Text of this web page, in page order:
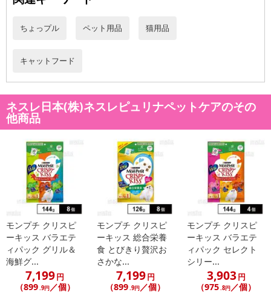
記載されている内容を必ずご確認いただき、お届けする商品セット
にご納得いただきましたうえでお申し込みください。
※パッケージ変更や商品リニューアル(成分など含む)等により、参考
の掲載画像や画像内のバーコードなど、お届け商品と多少異なる場
合がございます。
また、[新たな加工食品の原料原産地表示制度]の経過措置期間の終
了により、商品詳細内に記載の原産国・原材料の表記が旧表記の場
合がございます。
あらかじめご了承いただいた上でお申込みください。なお、本理由
によるお申込み後のキャンセル・返品交換は対応いたしかねます。
【お支払いについて】
※送料はお試し費用に含まれております。
※d払い、PayPay、au PAY、au PAY(auかんたん決済)、ソフトバン
クまとめて支払い、楽天ペイ、メルペイ、AEON Pay、Amazon Pa
yでお支払いの場合、決済のため外部サイトへ遷移します。
※予約商品は決済手段ごとに定められた決済期限日にお支払いを完
ちょっプル ペット用品 猫用品
キャットフード
ネスレ日本(株)ネスレピュリナペットケアのその
他商品
モンプチ クリスピ
ーキッス バラエテ
ィパック グリル＆
海鮮グ...
7,199円
（899.9円／個）
モンプチ クリスピ
ーキッス 総合栄養
食 とびきり贅沢お
さかな...
7,199円
（899.9円／個）
モンプチ クリスピ
ーキッス バラエテ
ィパック セレクト
シリー...
3,903円
（975.8円／個）